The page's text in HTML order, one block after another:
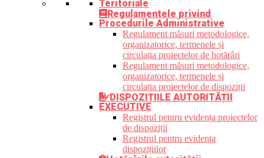
Teritoriale
Regulamentele privind
Procedurile Administrative
Regulament măsuri metodologice,
organizatorice, termenele și
circulația proiectelor de hotărâri
Regulament măsuri metodologice,
organizatorice, termenele și
circulația proiectelor de dispoziții
DISPOZIȚIILE AUTORITĂȚII
EXECUTIVE
Registrul pentru evidența proiectelor
de dispoziții
Registrul pentru evidența
dispozițiilor